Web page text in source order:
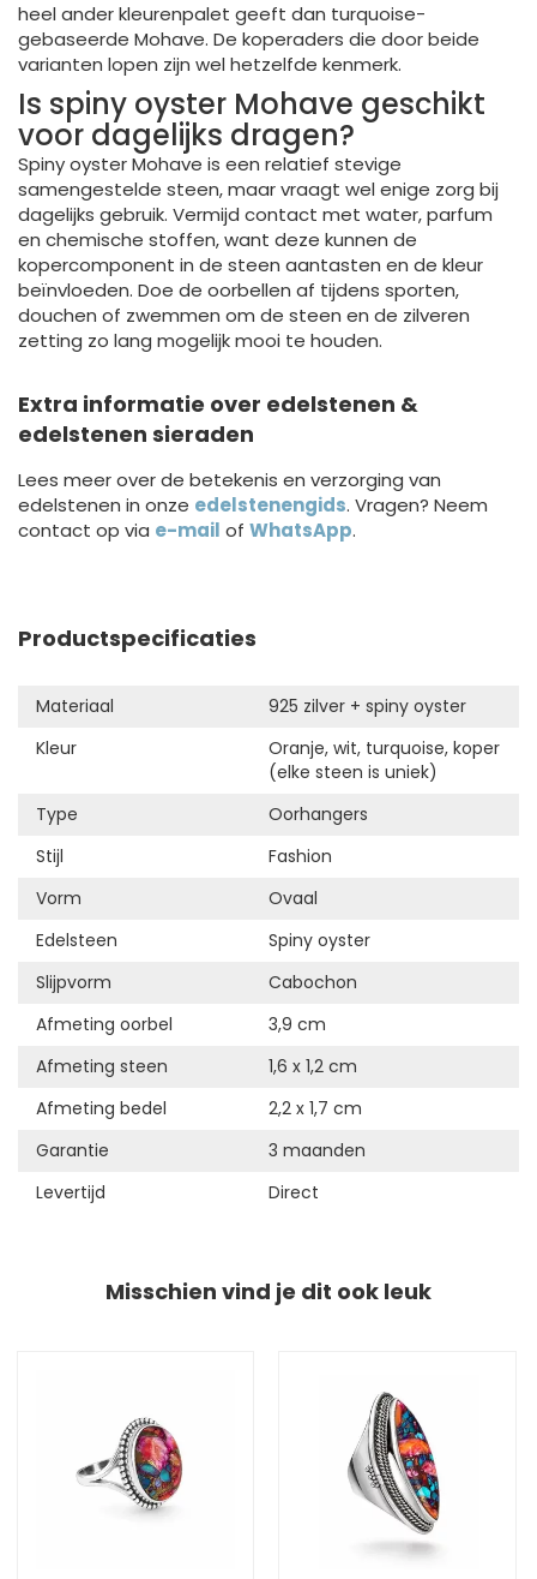
heel ander kleurenpalet geeft dan turquoise-
gebaseerde Mohave. De koperaders die door beide
varianten lopen zijn wel hetzelfde kenmerk.
Is spiny oyster Mohave geschikt
voor dagelijks dragen?
Spiny oyster Mohave is een relatief stevige
samengestelde steen, maar vraagt wel enige zorg bij
dagelijks gebruik. Vermijd contact met water, parfum
en chemische stoffen, want deze kunnen de
kopercomponent in de steen aantasten en de kleur
beïnvloeden. Doe de oorbellen af tijdens sporten,
douchen of zwemmen om de steen en de zilveren
zetting zo lang mogelijk mooi te houden.
Extra informatie over edelstenen &
edelstenen sieraden
Lees meer over de betekenis en verzorging van
edelstenen in onze edelstenengids. Vragen? Neem
contact op via e-mail of WhatsApp.
Productspecificaties
Materiaal
925 zilver + spiny oyster
Kleur
Oranje, wit, turquoise, koper
(elke steen is uniek)
Type
Oorhangers
Stijl
Fashion
Vorm
Ovaal
Edelsteen
Spiny oyster
Slijpvorm
Cabochon
Afmeting oorbel
3,9 cm
Afmeting steen
1,6 x 1,2 cm
Afmeting bedel
2,2 x 1,7 cm
Garantie
3 maanden
Levertijd
Direct
Misschien vind je dit ook leuk